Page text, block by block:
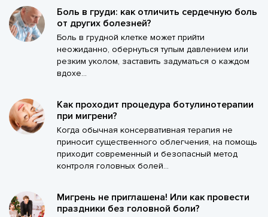
Боль в груди: как отличить сердечную боль
от других болезней?
Боль в грудной клетке может прийти
неожиданно, обернуться тупым давлением или
резким уколом, заставить задуматься о каждом
вдохе...
Как проходит процедура ботулинотерапии
при мигрени?
Когда обычная консервативная терапия не
приносит существенного облегчения, на помощь
приходит современный и безопасный метод
контроля головных болей...
Мигрень не приглашена! Или как провести
праздники без головной боли?